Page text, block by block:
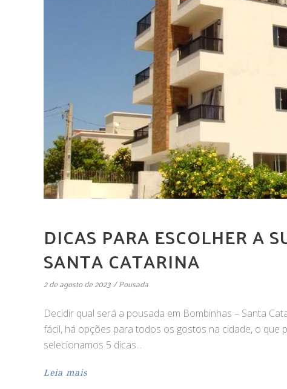
DICAS PARA ESCOLHER A
SANTA CATARINA
2 de agosto de 2023 Pousada
Decidir qual será a pousada em Bombinhas – Santa
fácil, há opções para todos os gostos na cidade, o que
selecionamos 5 dicas
Leia mais